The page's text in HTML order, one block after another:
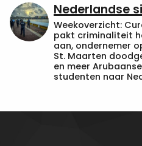
Nederlandse
Weekoverzicht:
pakt criminaliteit
aan, ondernemer
St. Maarten
en meer Arubaanse
studenten naar